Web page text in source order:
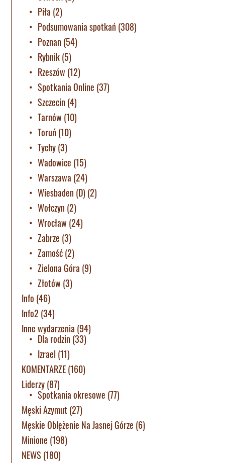
Piła (2)
Podsumowania spotkań (308)
Poznan (54)
Rybnik(5)
Rzeszów (12)
Spotkania Online (37)
Szczecin (4)
Tarnów (10)
Toruń (10)
Tychy(3)
Wadowice (15)
Warszawa (24)
Wiesbaden (D) (2)
Wołczyn (2)
Wrocław (24)
Zabrze (3)
Zamość(2)
Zielona Góra (9)
Złotów (3)
Info (46)
Info2 (34)
Inne wydarzenia (94)
Dla rodzin (33)
Izrael (11)
KOMENTARZE(160)
Liderzy(87)
Spotkania okresowe (77)
Męski Azymut (27)
Męskie Oblężenie Na Jasnej Górze (6)
Minione (198)
NEWS (180)